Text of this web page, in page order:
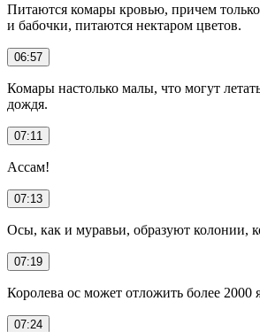
Питаются комары кровью, причем
и бабочки, питаются нектаром цветов.
06:57
Комары настолько малы, что могут
дождя.
07:11
Ассам!
07:13
Осы, как и муравьи, образуют колонии,
07:19
Королева ос может отложить более 2000
07:24